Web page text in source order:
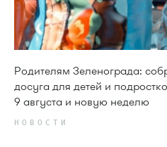
Родителям Зеленограда:
досуга для детей и
9 августа и новую неделю
НОВОСТИ